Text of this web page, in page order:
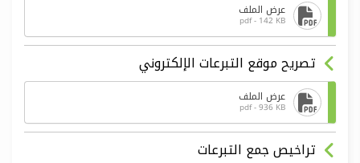
عرض الملف
pdf - 142 KB
تصريح موقع التبرعات الإلكتروني
عرض الملف
pdf - 936 KB
تراخيص جمع التبرعات